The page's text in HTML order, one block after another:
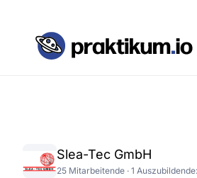
Slea-Tec GmbH
25 Mitarbeitende · 1